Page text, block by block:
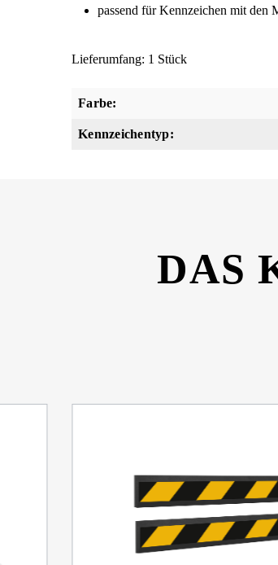
passend für Kennzeichen mit den
Lieferumfang: 1 Stück
Farbe:
Kennzeichentyp:
DAS